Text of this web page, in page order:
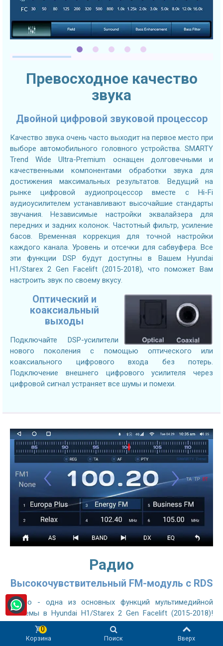
Превосходное качество
звука
Двойной цифровой звуковой процессор
Качество звука очень часто выходит на первое место при
выборе автомобильного головного устройства. SMARTY
Trend Wide Ultra-Premium оснащен долговечными и
качественными компонентами обработки звука для
достижения максимальных результатов. Ведущий на
рынке цифровой аудиопроцессор вместе с Hi-Fi
аудиоусилителем устанавливают высочайшие стандарты
звучания. Независимые настройки эквалайзера для
передних и задних колонок. Частотный фильтр, усиление
басов. Временная коррекция для точной настройки
каждого канала. Уровень и отсечки для сабвуфера. Все
эти функции DSP будут доступны в Вашем Hyundai
H1/Starex 2 Gen Facelift (2015-2018), что поможет Вам
настроить звук по своему вкусу.
Оптический и
коаксиальный
выходы
Подключайте DSP-усилители
нового поколения с помощью оптического или
коаксиального цифрового входа без потерь.
Подключение внешнего цифрового усилителя через
цифровой сигнал устраняет все шумы и помехи.
Радио
Высокочувствительный FM-модуль с RDS
Радио - одна из основных функций мультимедийной
системы в Hyundai H1/Starex 2 Gen Facelift (2015-2018)!
SMARTY Trend Wide Ultra-Premium автомагнитола
оснащена высокочувствительным радиомодулем,
Корзина
0
Поиск Вверх